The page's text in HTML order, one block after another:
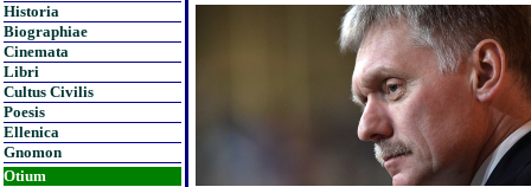
Historia
Biographiae
Cinemata
Libri
Cultus Civilis
Poesis
Ellenica
Gnomon
Otium